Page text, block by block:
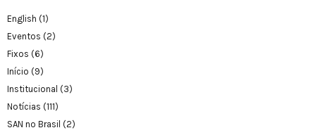
English (1)
Eventos (2)
Fixos (6)
Início (9)
Institucional (3)
Notícias (111)
SAN no Brasil (2)